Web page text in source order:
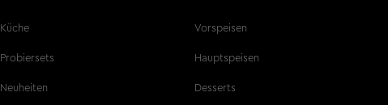
Küche
Probiersets
Neuheiten
Vorspeisen
Hauptspeisen
Desserts